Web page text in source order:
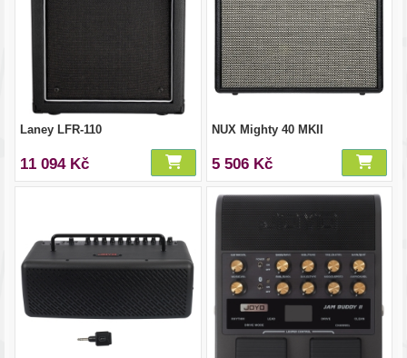
Laney LFR-110
11 094 Kč
NUX Mighty 40 MKII
5 506 Kč